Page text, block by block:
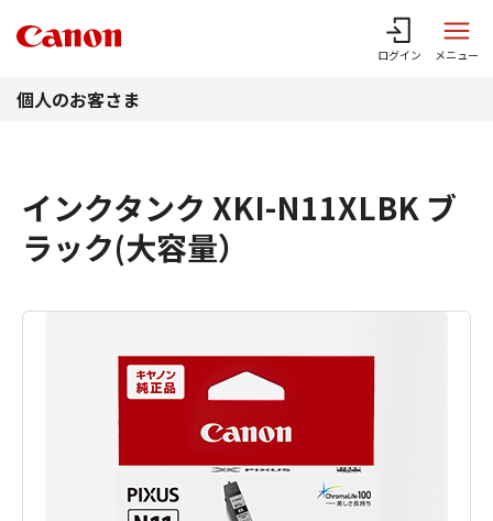
ログイン メニュー
個人のお客さま
インクタンク XKI-N11XLBK ブ
ラック(大容量）